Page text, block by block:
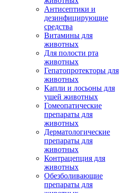
Антисептики и
дезинфицирующие
средства
Витамины для
животных
Для полости рта
животных
Гепатопротекторы для
животных
Капли и лосьоны для
ушей животных
Гомеопатические
препараты для
животных
Дерматологические
препараты для
животных
Контрацепция для
животных
Обезболивающие
препараты для